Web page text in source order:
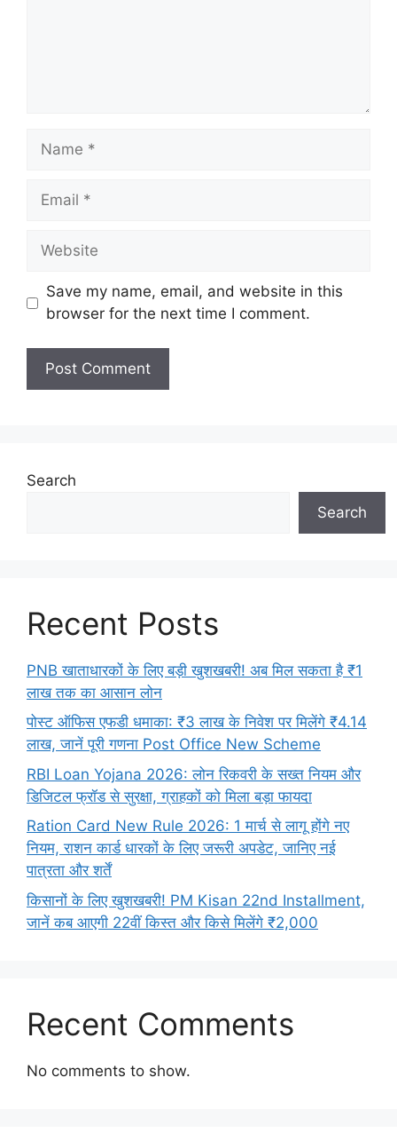
Name
Email
Website
Save my name, email, and website in this
browser for the next time I comment.
Search
Search
Recent Posts
PNB खाताधारकों के लिए बड़ी खुशखबरी! अब मिल सकता है ₹1
लाख तक का आसान लोन
​पोस्ट ऑफिस एफडी धमाका: ₹3 लाख के निवेश पर मिलेंगे ₹4.14
लाख, जानें पूरी गणना Post Office New Scheme
RBI Loan Yojana 2026: लोन रिकवरी के सख्त नियम और
डिजिटल फ्रॉड से सुरक्षा, ग्राहकों को मिला बड़ा फायदा
Ration Card New Rule 2026: 1 मार्च से लागू होंगे नए
नियम, राशन कार्ड धारकों के लिए जरूरी अपडेट, जानिए नई
पात्रता और शर्तें
किसानों के लिए खुशखबरी! PM Kisan 22nd Installment,
जानें कब आएगी 22वीं किस्त और किसे मिलेंगे ₹2,000
Recent Comments
No comments to show.